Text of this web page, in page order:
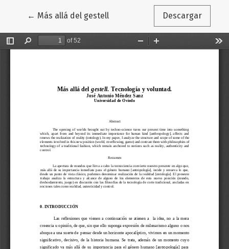
← Volver a los detalles del artículo
Más allá del gestell Descargar